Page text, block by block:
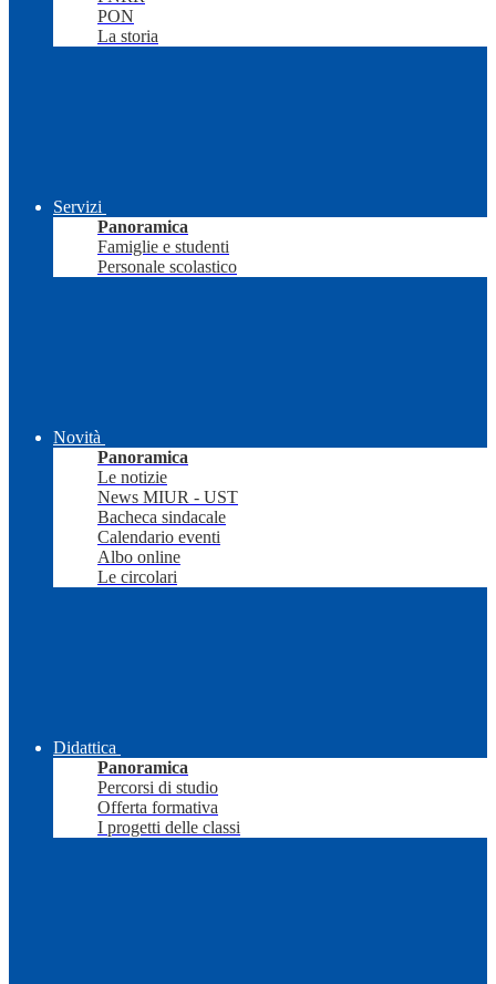
PON
La storia
Servizi
Panoramica
Famiglie e studenti
Personale scolastico
Novità
Panoramica
Le notizie
News MIUR - UST
Bacheca sindacale
Calendario eventi
Albo online
Le circolari
Didattica
Panoramica
Percorsi di studio
Offerta formativa
I progetti delle classi